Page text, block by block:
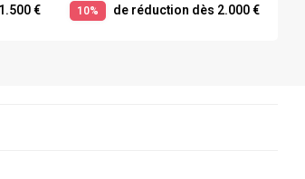
€ 10% de réduction dès 2.000 €